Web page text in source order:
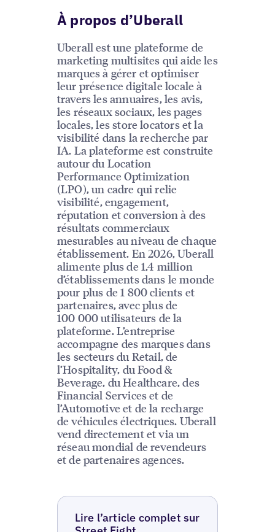
À propos d’Uberall
Uberall est une plateforme de
marketing multisites qui aide les
marques à gérer et optimiser
leur présence digitale locale à
travers les annuaires, les avis,
les réseaux sociaux, les pages
locales, les store locators et la
visibilité dans la recherche par
IA. La plateforme est construite
autour du Location
Performance Optimization
(LPO), un cadre qui relie
visibilité, engagement,
réputation et conversion à des
résultats commerciaux
mesurables au niveau de chaque
établissement. En 2026, Uberall
alimente plus de 1,4 million
d’établissements dans le monde
pour plus de 1 800 clients et
partenaires, avec plus de
100 000 utilisateurs de la
plateforme. L’entreprise
accompagne des marques dans
les secteurs du Retail, de
l’Hospitality, du Food &
Beverage, du Healthcare, des
Financial Services et de
l’Automotive et de la recharge
de véhicules électriques. Uberall
vend directement et via un
réseau mondial de revendeurs
et de partenaires agences.
Lire l’article complet sur